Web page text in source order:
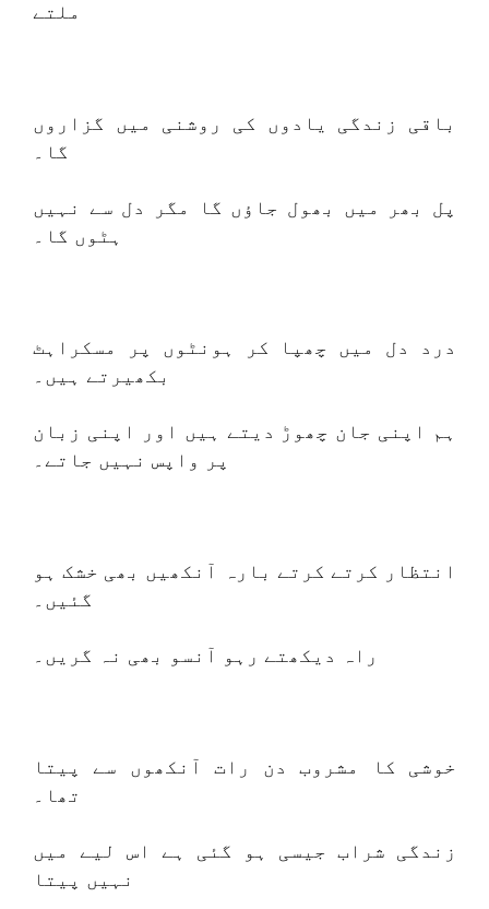
ملتے
باقی زندگی یادوں کی روشنی میں گزاروں
گا۔
پل بھر میں بھول جاؤں گا مگر دل سے نہیں
ہٹوں گا۔
درد دل میں چھپا کر ہونٹوں پر مسکراہٹ
بکھیرتے ہیں۔
ہم اپنی جان چھوڑ دیتے ہیں اور اپنی زبان
پر واپس نہیں جاتے۔
انتظار کرتے کرتے بارہ آنکھیں بھی خشک ہو
گئیں۔
راہ دیکھتے رہو آنسو بھی نہ گریں۔
خوشی کا مشروب دن رات آنکھوں سے پیتا
تھا۔
زندگی شراب جیسی ہو گئی ہے اس لیے میں
نہیں پیتا